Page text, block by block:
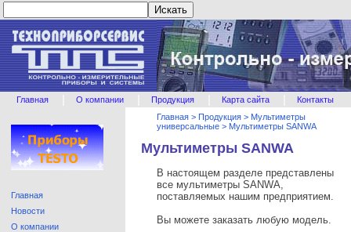
Главная О компании Продукция Карта сайта Контакты
Главная
Новости
О компании
Главная > Продукция > Мультиметры
универсальные > Мультиметры SANWA
Мультиметры SANWA
В настоящем разделе представлены
все мультиметры SANWA,
поставляемых нашим предприятием.
Вы можете заказать любую модель.